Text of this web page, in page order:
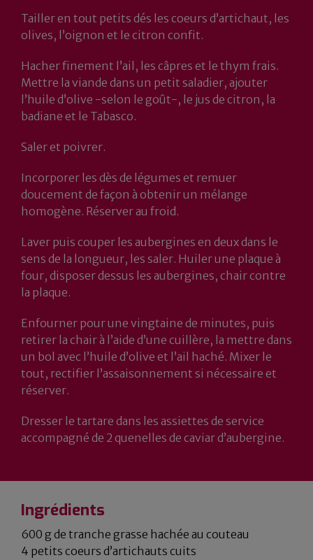
Tailler en tout petits dés les coeurs d’artichaut, les
olives, l’oignon et le citron confit.
Hacher finement l’ail, les câpres et le thym frais.
Mettre la viande dans un petit saladier, ajouter
l’huile d’olive -selon le goût-, le jus de citron, la
badiane et le Tabasco.
Saler et poivrer.
Incorporer les dès de légumes et remuer
doucement de façon à obtenir un mélange
homogène. Réserver au froid.
Laver puis couper les aubergines en deux dans le
sens de la longueur, les saler. Huiler une plaque à
four, disposer dessus les aubergines, chair contre
la plaque.
Enfourner pour une vingtaine de minutes, puis
retirer la chair à l’aide d’une cuillère, la mettre dans
un bol avec l’huile d’olive et l’ail haché. Mixer le
tout, rectifier l’assaisonnement si nécessaire et
réserver.
Dresser le tartare dans les assiettes de service
accompagné de 2 quenelles de caviar d’aubergine.
Ingrédients
600 g de tranche grasse hachée au couteau
4 petits coeurs d’artichauts cuits